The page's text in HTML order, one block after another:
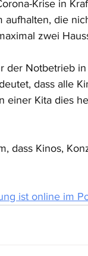
Krise in
aufhalten, die
zwei
der Notbetrieb
dass alle
einer Kita dies
dass Kinos,
ist online im